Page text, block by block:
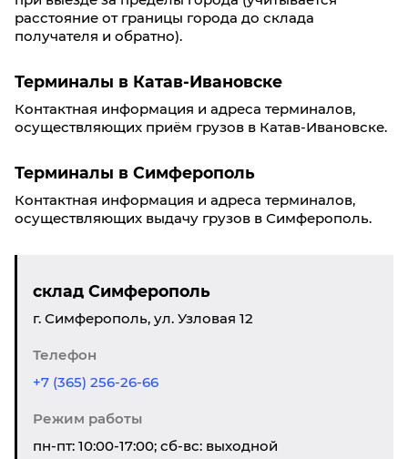
расстояние от границы города до склада
получателя и обратно).
Терминалы в Катав-Ивановске
Контактная информация и адреса терминалов,
осуществляющих приём грузов в Катав-Ивановске.
Терминалы в Симферополь
Контактная информация и адреса терминалов,
осуществляющих выдачу грузов в Симферополь.
склад Симферополь
г. Симферополь, ул. Узловая 12
Телефон
+7 (365) 256-26-66
Режим работы
пн-пт: 10:00-17:00; сб-вс: выходной